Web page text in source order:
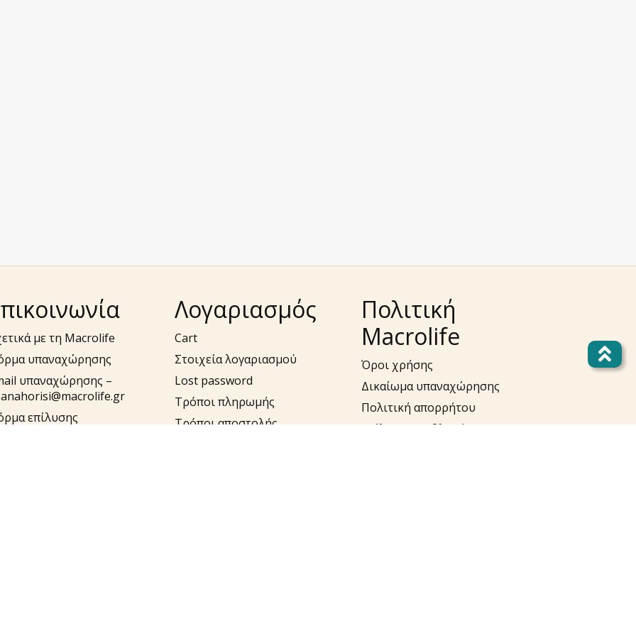
με τη Macrolife
υπαναχώρησης
υπαναχώρησης –
επίλυσης
Λογαριασμός
Cart
Στοιχεία λογαριασμού
Lost password
Τρόποι πληρωμής
Τρόποι αποστολής
Πολιτική
Macrolife
Όροι χρήσης
Δικαίωμα υπαναχώρησης
Πολιτική απορρήτου
Επίλυση προβλημάτων